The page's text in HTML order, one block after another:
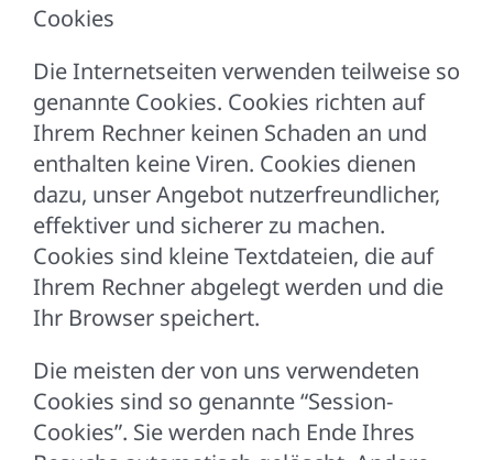
Cookies
Die Internetseiten verwenden teilweise so
genannte Cookies. Cookies richten auf
Ihrem Rechner keinen Schaden an und
enthalten keine Viren. Cookies dienen
dazu, unser Angebot nutzerfreundlicher,
effektiver und sicherer zu machen.
Cookies sind kleine Textdateien, die auf
Ihrem Rechner abgelegt werden und die
Ihr Browser speichert.
Die meisten der von uns verwendeten
Cookies sind so genannte “Session-
Cookies”. Sie werden nach Ende Ihres